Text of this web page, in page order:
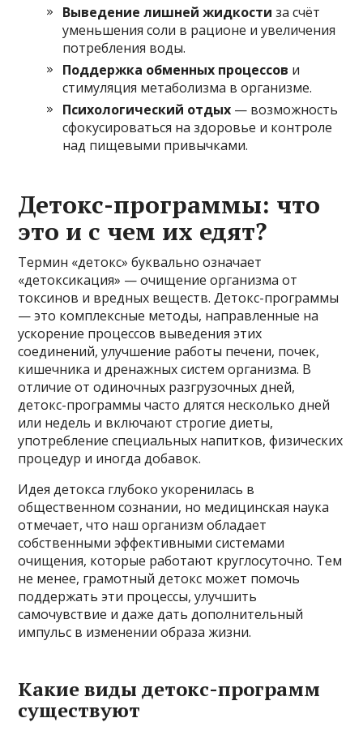
Выведение лишней жидкости за счёт
уменьшения соли в рационе и увеличения
потребления воды.
Поддержка обменных процессов и
стимуляция метаболизма в организме.
Психологический отдых — возможность
сфокусироваться на здоровье и контроле
над пищевыми привычками.
Детокс-программы: что
это и с чем их едят?
Термин «детокс» буквально означает
«детоксикация» — очищение организма от
токсинов и вредных веществ. Детокс-программы
— это комплексные методы, направленные на
ускорение процессов выведения этих
соединений, улучшение работы печени, почек,
кишечника и дренажных систем организма. В
отличие от одиночных разгрузочных дней,
детокс-программы часто длятся несколько дней
или недель и включают строгие диеты,
употребление специальных напитков, физических
процедур и иногда добавок.
Идея детокса глубоко укоренилась в
общественном сознании, но медицинская наука
отмечает, что наш организм обладает
собственными эффективными системами
очищения, которые работают круглосуточно. Тем
не менее, грамотный детокс может помочь
поддержать эти процессы, улучшить
самочувствие и даже дать дополнительный
импульс в изменении образа жизни.
Какие виды детокс-программ
существуют